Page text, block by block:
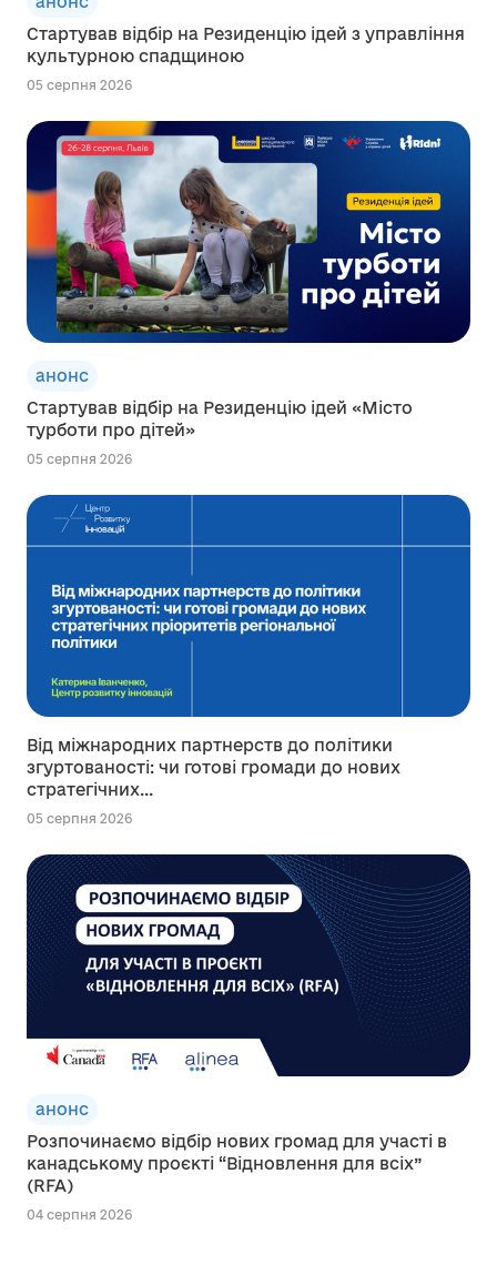
Стартував відбір на Резиденцію ідей з управління
культурною спадщиною
05 серпня 2026
анонс
Стартував відбір на Резиденцію ідей «Місто
турботи про дітей»
05 серпня 2026
Від міжнародних партнерств до політики
згуртованості: чи готові громади до нових
стратегічних...
05 серпня 2026
анонс
Розпочинаємо відбір нових громад для участі в
канадському проєкті “Відновлення для всіх”
(RFA)
04 серпня 2026